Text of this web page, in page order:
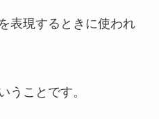
表現するときに使われ
うことです。